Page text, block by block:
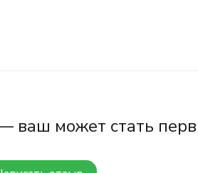
ваш может стать